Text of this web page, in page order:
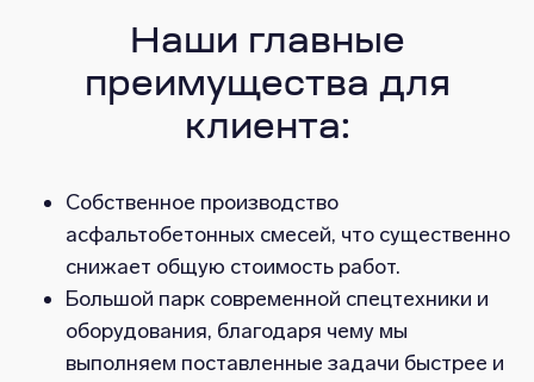
Наши главные
преимущества для
клиента:
Собственное производство
асфальтобетонных смесей, что существенно
снижает общую стоимость работ.
Большой парк современной спецтехники и
оборудования, благодаря чему мы
выполняем поставленные задачи быстрее и